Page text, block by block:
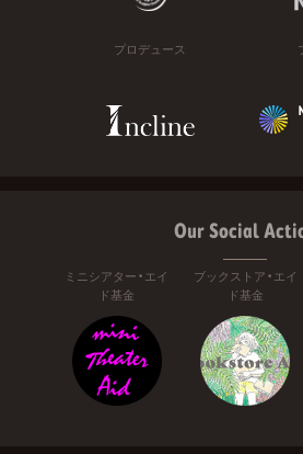
プロデュース
Our Social
ミニシアター・エイ
ド基金
ブックストア・エイ
ド基金